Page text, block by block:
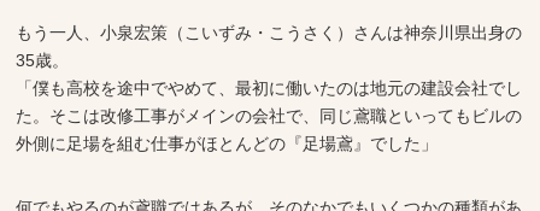
もう一人、小泉宏策（こいずみ・こうさく）さんは神奈川県出身の
35歳。
「僕も高校を途中でやめて、最初に働いたのは地元の建設会社でし
た。そこは改修工事がメインの会社で、同じ鳶職といってもビルの
外側に足場を組む仕事がほとんどの『足場鳶』でした」